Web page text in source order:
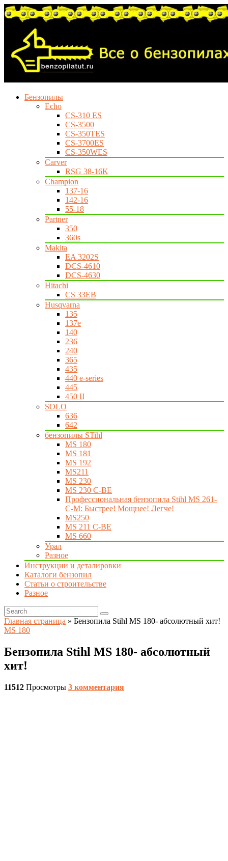
Бензопилы
Echo
CS-310 ES
CS-3500
CS-350TES
CS-3700ES
CS-350WES
Carver
RSG 38-16K
Champion
137-16
142-16
55-18
Partner
350
360s
Makita
EA 3202S
DCS-4610
DCS-4630
Hitachi
CS 33EB
Husqvarna
135
137e
140
236
240
365
435
440 e-series
445
450 II
SOLO
636
642
бензопилы STihl
MS 180
MS 181
MS 192
MS211
MS 230
MS 230 C-BE
Профессиональная бензопила Stihl MS 261-
C-M: Быстрее! Мощнее! Легче!
MS250
MS 211 C-BE
MS 660
Урал
Разное
Инструкции и деталировки
Каталоги бензопил
Статьи о строительстве
Разное
Главная страница » Бензопила Stihl MS 180- абсолютный хит!
MS 180
Бензопила Stihl MS 180- абсолютный
хит!
11512 Просмотры 3 комментария